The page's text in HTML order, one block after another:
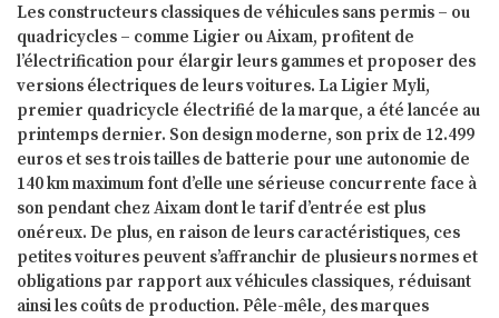
Les constructeurs classiques de véhicules sans permis – ou
quadricycles – comme Ligier ou Aixam, profitent de
l’électrification pour élargir leurs gammes et proposer des
versions électriques de leurs voitures. La Ligier Myli,
premier quadricycle électrifié de la marque, a été lancée au
printemps dernier. Son design moderne, son prix de 12.499
euros et ses trois tailles de batterie pour une autonomie de
140 km maximum font d’elle une sérieuse concurrente face à
son pendant chez Aixam dont le tarif d’entrée est plus
onéreux. De plus, en raison de leurs caractéristiques, ces
petites voitures peuvent s’affranchir de plusieurs normes et
obligations par rapport aux véhicules classiques, réduisant
ainsi les coûts de production. Pêle-mêle, des marques